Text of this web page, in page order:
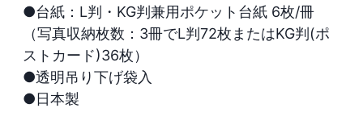
●台紙：L判・KG判兼用ポケット台紙 6枚/冊
（写真収納枚数：3冊でL判72枚またはKG判(ポ
ストカード)36枚）
●透明吊り下げ袋入
●日本製